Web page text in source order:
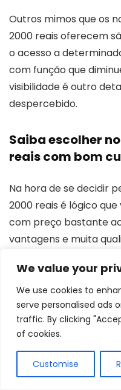
We value your
We use cookies to
serve personalised ads
traffic. By clicking
of cookies.
Customise
Outros mimos que os
2000 reais oferecem
o acesso a
com função que
visibilidade é outro
despercebido.
Saiba escolher
reais com bom
Na hora de se decidir
2000 reais é lógico
com preço bastante
vantagens e muita
características dele,
pouco de seus
Veja se o notebook
leve e ultrafino, se
isso vai influenciar
mais diversos